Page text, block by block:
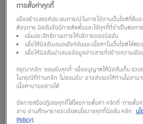
โยโกฮามา ประเทศญี่ปุ่น– นิสสัน มอเตอร์ ประกาศเ
ที่ปล่อยก๊าซคาร์บอนไดออกไซด์ต่ำ*1ซึ่งทำจากอะลู
การตั้งค่าคุกกี้
เพื่อสร้างสรรค์ประสบการณ์ในการใช้งานเว็บไซต์ที่ดีแ
ต้องการ นิสสันจึงมีการติดตั้งและใช้คุกกี้ที่จำเป็นต่อการ
เพิ่มประสิทธิภาพการให้บริการของนิสสัน
เพื่อให้นิสสันเสนอฟังก์ชันและเนื้อหาในเว็บไซต์ได้ต
เพื่อให้นิสสันนำเสนอข้อมูลข่าวสารที่สร้างความพึ
กรุณาคลิก “ยอมรับคุกกี้” เพื่ออนุญาตให้นิสสันเก็บ รวบ
ในกรณีที่ท่านคลิก “ไม่ยอมรับ” อาจส่งผลให้ท่านไม่สาม
เนื้อหาบางอย่างได้
จัดการหรือปฏิเสธคุกกี้ได้โดยการตั้งค่า คลิกที่ “การตั้ง
ล่าง อ่านศึกษารายละเอียดนโยบายคุกกี้นิสสัน คลิก
น
Policy)